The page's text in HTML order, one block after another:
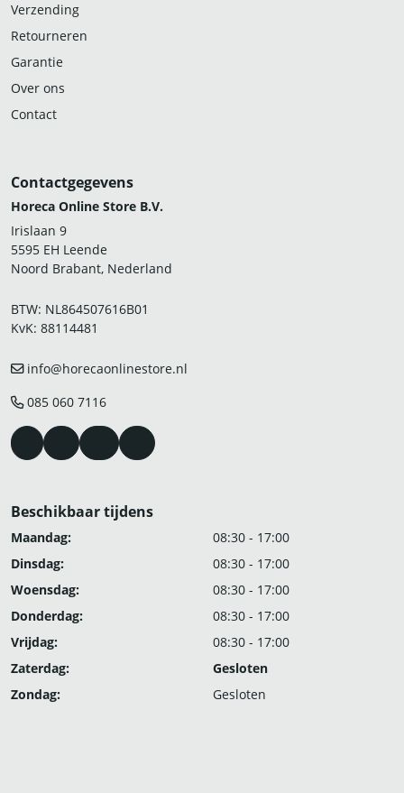
Verzending
Retourneren
Garantie
Over ons
Contact
Contactgegevens
Horeca Online Store B.V.
Irislaan 9
5595 EH Leende
Noord Brabant, Nederland
BTW: NL864507616B01
KvK: 88114481
info@horecaonlinestore.nl
085 060 7116
Beschikbaar tijdens
Maandag:
08:30 - 17:00
Dinsdag:
08:30 - 17:00
Woensdag:
08:30 - 17:00
Donderdag:
08:30 - 17:00
Vrijdag:
08:30 - 17:00
Zaterdag:
Gesloten
Zondag:
Gesloten